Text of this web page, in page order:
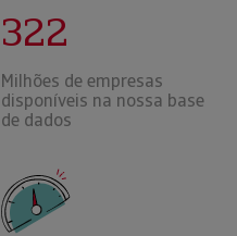
322
Milhões de empresas
disponíveis na nossa base
de dados